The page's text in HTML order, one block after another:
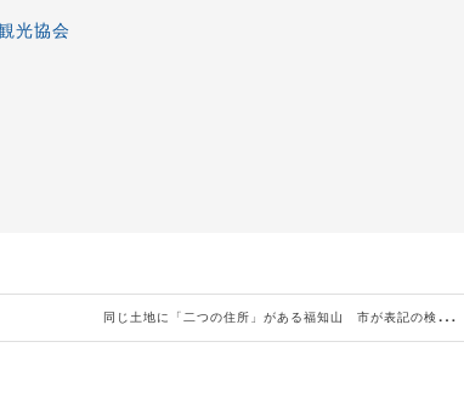
光協会
同
じ土地に「二つの住所」がある福知山 市が表記の検討会